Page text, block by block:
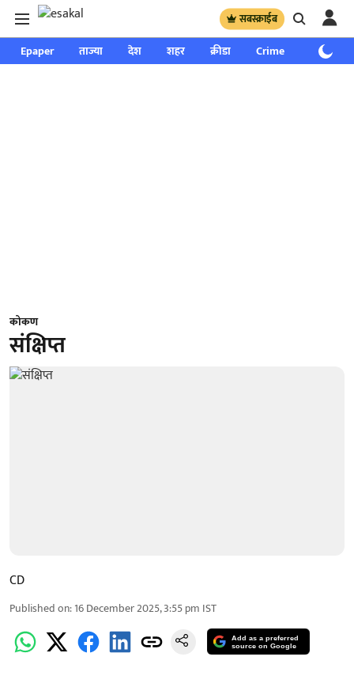
सबस्क्राईब
Epaper ताज्या देश शहर क्रीडा Crime साप्ताहिक
कोकण
संक्षिप्त
CD
Published on:16 December 2025, 3:55 pm IST
Add as a preferred
source on Google